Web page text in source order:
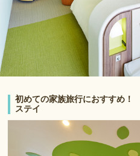
初めての家族旅行におすすめ
ステイ